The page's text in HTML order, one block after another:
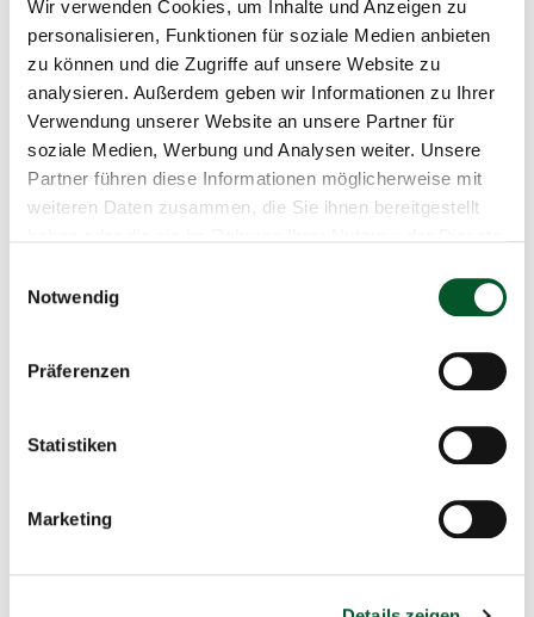
Wir verwenden Cookies, um Inhalte und Anzeigen zu
personalisieren, Funktionen für soziale Medien anbieten
zu können und die Zugriffe auf unsere Website zu
analysieren. Außerdem geben wir Informationen zu Ihrer
Verwendung unserer Website an unsere Partner für
soziale Medien, Werbung und Analysen weiter. Unsere
Partner führen diese Informationen möglicherweise mit
weiteren Daten zusammen, die Sie ihnen bereitgestellt
Notwendig
Präferenzen
Statistiken
Marketing
15:20 | Impuls
Dr. Britta Bookhagen
Arbeitsbereichsleiterin für Recyclingrohstoffe bei
der Deutschen Rohstoffagentur (DERA)
15:40 | Impuls
Forschungsgruppenleiterin für zirkuläre Systeme
im Wuppertal Institut für Klima, Umwelt, Energie
16:45 | Paneldiskussion
Dr.-Ing. Christian Hagelüken
Regulierungsangelegenheiten, Mitglied der